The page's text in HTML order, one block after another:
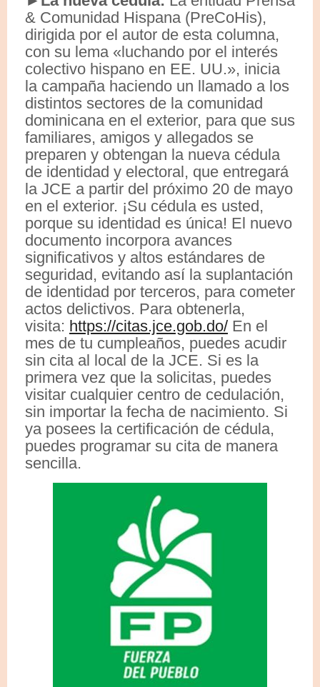
& Comunidad Hispana (PreCoHis),
dirigida por el autor de esta columna,
con su lema «luchando por el interés
colectivo hispano en EE. UU.», inicia
la campaña haciendo un llamado a los
distintos sectores de la comunidad
dominicana en el exterior, para que sus
familiares, amigos y allegados se
preparen y obtengan la nueva cédula
de identidad y electoral, que entregará
la JCE a partir del próximo 20 de mayo
en el exterior. ¡Su cédula es usted,
porque su identidad es única! El nuevo
documento incorpora avances
significativos y altos estándares de
seguridad, evitando así la suplantación
de identidad por terceros, para cometer
actos delictivos. Para obtenerla,
visita: https://citas.jce.gob.do/ En el
mes de tu cumpleaños, puedes acudir
sin cita al local de la JCE. Si es la
primera vez que la solicitas, puedes
visitar cualquier centro de cedulación,
sin importar la fecha de nacimiento. Si
ya posees la certificación de cédula,
puedes programar su cita de manera
sencilla.